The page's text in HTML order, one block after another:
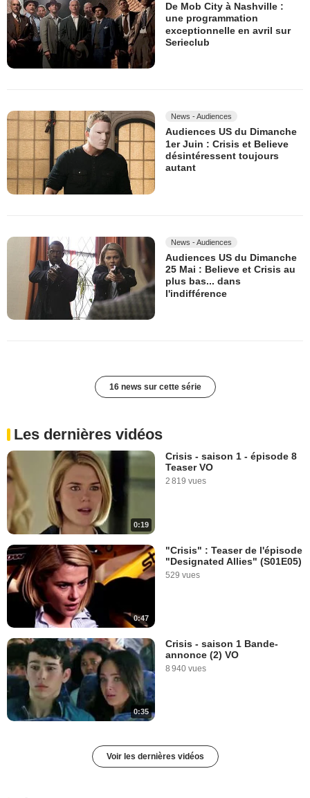
De Mob City à Nashville :
une programmation
exceptionnelle en avril sur
Serieclub
News - Audiences
Audiences US du Dimanche
1er Juin : Crisis et Believe
désintéressent toujours
autant
News - Audiences
Audiences US du Dimanche
25 Mai : Believe et Crisis au
plus bas... dans
l'indifférence
16 news sur cette série
Les dernières vidéos
0:19
Crisis - saison 1 - épisode 8
Teaser VO
2 819 vues
0:47
"Crisis" : Teaser de l'épisode
"Designated Allies" (S01E05)
529 vues
0:35
Crisis - saison 1 Bande-
annonce (2) VO
8 940 vues
Voir les dernières vidéos